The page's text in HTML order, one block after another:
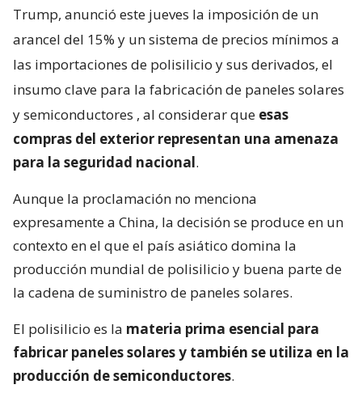
Trump, anunció este jueves la imposición de un
arancel del 15% y un sistema de precios mínimos a
las importaciones de polisilicio y sus derivados, el
insumo clave para la fabricación de paneles solares
y semiconductores , al considerar que esas
compras del exterior representan una amenaza
para la seguridad nacional.
Aunque la proclamación no menciona
expresamente a China, la decisión se produce en un
contexto en el que el país asiático domina la
producción mundial de polisilicio y buena parte de
la cadena de suministro de paneles solares.
El polisilicio es la materia prima esencial para
fabricar paneles solares y también se utiliza en la
producción de semiconductores.